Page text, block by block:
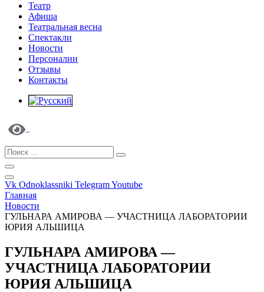
Театр
Афиша
Театральная весна
Спектакли
Новости
Персоналии
Отзывы
Контакты
Vk Odnoklassniki TelegramYoutube
Главная
Новости
ГУЛЬНАРА АМИРОВА — УЧАСТНИЦА ЛАБОРАТОРИИ
ЮРИЯ АЛЬШИЦА
ГУЛЬНАРА АМИРОВА —
УЧАСТНИЦА ЛАБОРАТОРИИ
ЮРИЯ АЛЬШИЦА